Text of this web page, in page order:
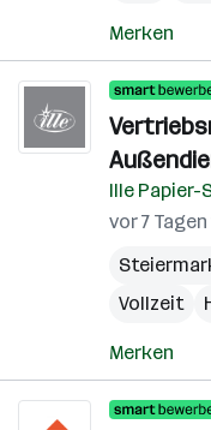
Merken
Ille Papier-
vor 7
Vollzeit
Merken